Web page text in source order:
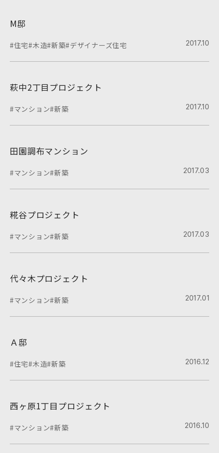
M邸
#住宅#木造#新築#デザイナーズ住宅 2017.10
萩中2丁目プロジェクト
#マンション#新築 2017.10
田園調布マンション
#マンション#新築 2017.03
糀谷プロジェクト
#マンション#新築 2017.03
代々木プロジェクト
#マンション#新築 2017.01
Ａ邸
#住宅#木造#新築 2016.12
西ヶ原1丁目プロジェクト
#マンション#新築 2016.10